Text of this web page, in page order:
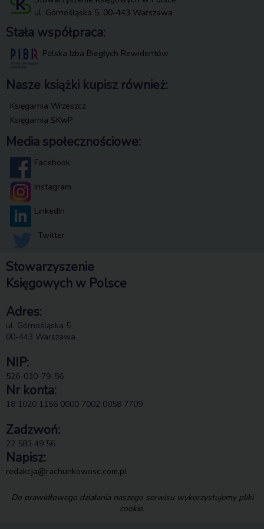
ul. Górnośląska 5, 00-443 Warszawa
Stała współpraca:
Polska Izba Biegłych Rewidentów
Nasze książki kupisz również:
Księgarnia Wrzeszcz
Księgarnia SKwP
Media społecznościowe:
Facebook
Instagram
LinkedIn
Twitter
Stowarzyszenie
Księgowych w Polsce
Adres:
ul. Górnośląska 5
00-443 Warszawa
NIP:
526-030-79-56
Nr konta:
18 1020 1156 0000 7002 0058 7709
Zadzwoń:
22 583 49 56
Napisz:
redakcja@rachunkowosc.com.pl
Do prawidłowego działania naszego serwisu wykorzystujemy pliki
cookie.